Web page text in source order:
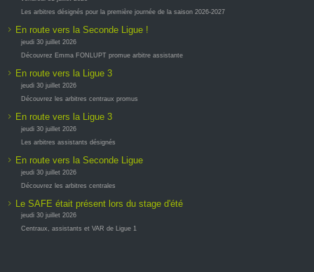
Les arbitres désignés pour la première journée de la saison 2026-2027
En route vers la Seconde Ligue !
jeudi 30 juillet 2026
Découvrez Emma FONLUPT promue arbitre assistante
En route vers la Ligue 3
jeudi 30 juillet 2026
Découvrez les arbitres centraux promus
En route vers la Ligue 3
jeudi 30 juillet 2026
Les arbitres assistants désignés
En route vers la Seconde Ligue
jeudi 30 juillet 2026
Découvrez les arbitres centrales
Le SAFE était présent lors du stage d'été
jeudi 30 juillet 2026
Centraux, assistants et VAR de Ligue 1